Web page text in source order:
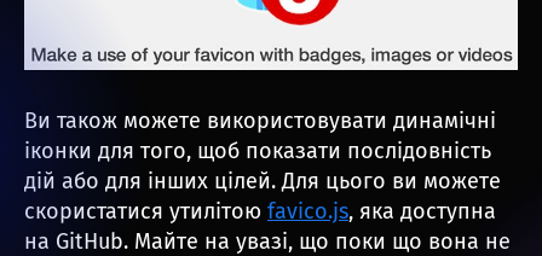
Ви також можете використовувати динамічні
іконки для того, щоб показати послідовність
дій або для інших цілей. Для цього ви можете
скористатися утилітою favico.js, яка доступна
на GitHub. Майте на увазі, що поки що вона не